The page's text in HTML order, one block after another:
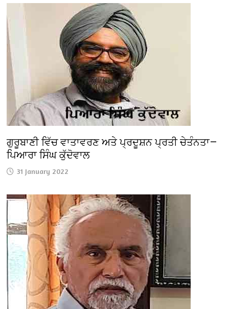
ਗੁਰੂਬਾਣੀ ਵਿੱਚ ਵਾਤਾਵਰਣ ਅਤੇ ਪ੍ਰਦੂਸ਼ਨ ਪ੍ਰਤੀ ਚੇਤੰਨਤਾ—
ਪਿਆਰਾ ਸਿੰਘ ਕੁੱਦੋਵਾਲ
31 January 2022